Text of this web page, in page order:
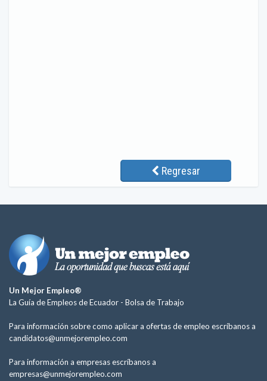
Regresar
Un Mejor Empleo®
La Guía de Empleos de Ecuador - Bolsa de Trabajo
Para información sobre como aplicar a ofertas de empleo escríbanos a
candidatos@unmejorempleo.com
Para información a empresas escríbanos a
empresas@unmejorempleo.com